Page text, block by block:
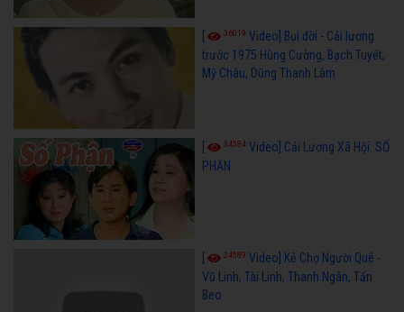
36019 Video] Bụi đời - Cải lương
trước 1975 Hùng Cường, Bạch Tuyết,
Mỹ Châu, Dũng Thanh Lâm
34584 Video] Cải Lương Xã Hội: SỐ
PHẬN
24589 Video] Kẻ Chợ Người Quê -
Vũ Linh, Tài Linh, Thanh Ngân, Tấn
Beo